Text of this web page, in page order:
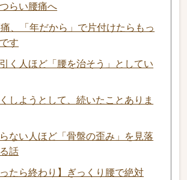
らい腰痛へ
、「年だから」で片付けたらもっ
す
く人ほど「腰を治そう」としてい
しようとして、続いたことありま
ない人ほど「骨盤の歪み」を見落
話
ったら終わり】ぎっくり腰で絶対